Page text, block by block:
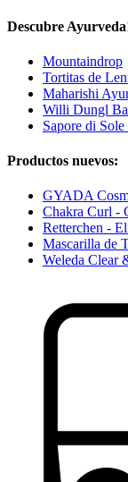
Descubre
Mountaindrop
Tortitas de
Maharishi
Willi Dungl
Sapore di
Productos nuevos:
GYADA
Chakra Curl -
Retterchen -
Mascarilla de
Weleda Clear